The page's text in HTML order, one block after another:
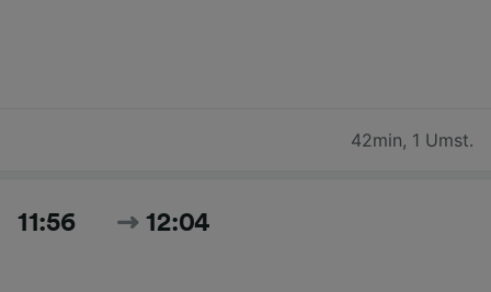
42min, 1 Umst.
11:56 12:04